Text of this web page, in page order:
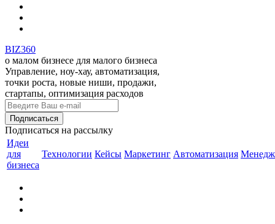
BIZ360
о малом бизнесе для малого бизнеса
Управление, ноу-хау, автоматизация,
точки роста, новые ниши, продажи,
стартапы, оптимизация расходов
Подписаться на рассылку
Идеи
для
бизнеса
Технологии Кейсы Маркетинг Автоматизация